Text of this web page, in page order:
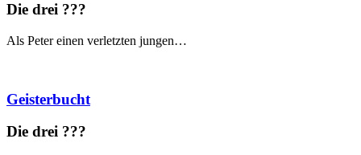
Die drei ???
Als Peter einen verletzten jungen…
Geisterbucht
Die drei ???